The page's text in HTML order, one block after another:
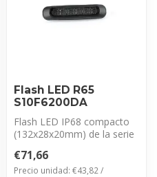
Flash LED R65
S10F6200DA
Flash LED IP68 compacto
(132x28x20mm) de la serie
potentes L...
€71,66
Precio unidad: €43,82 /